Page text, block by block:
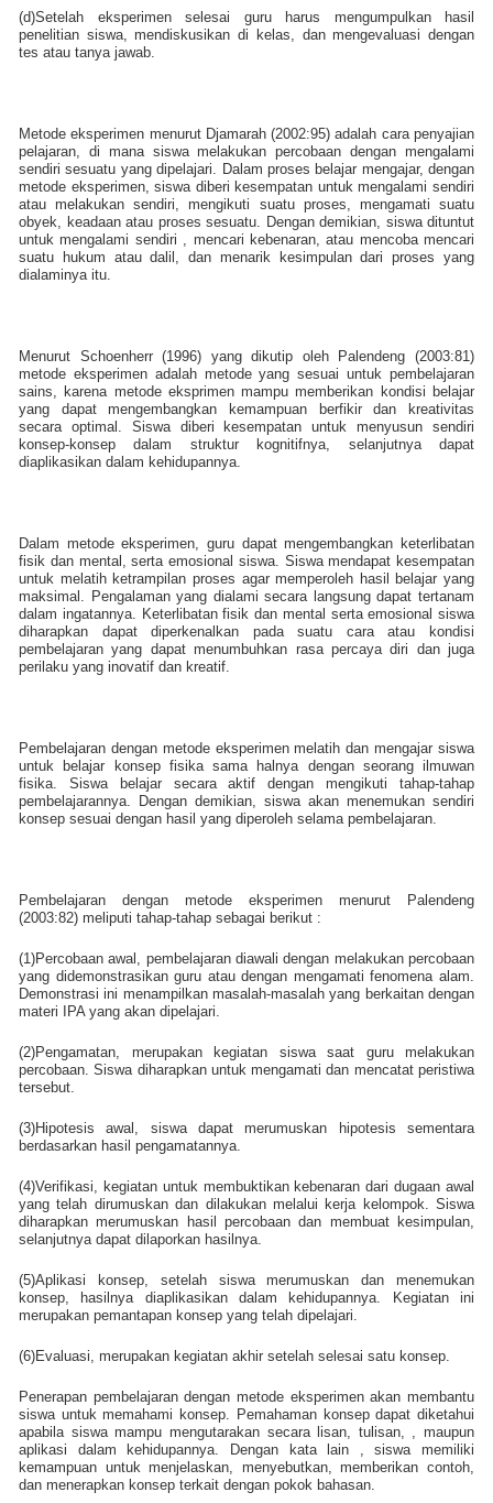
(d)Setelah eksperimen selesai guru harus mengumpulkan hasil
penelitian siswa, mendiskusikan di kelas, dan mengevaluasi dengan
tes atau tanya jawab.
Metode eksperimen menurut Djamarah (2002:95) adalah cara penyajian
pelajaran, di mana siswa melakukan percobaan dengan mengalami
sendiri sesuatu yang dipelajari. Dalam proses belajar mengajar, dengan
metode eksperimen, siswa diberi kesempatan untuk mengalami sendiri
atau melakukan sendiri, mengikuti suatu proses, mengamati suatu
obyek, keadaan atau proses sesuatu. Dengan demikian, siswa dituntut
untuk mengalami sendiri , mencari kebenaran, atau mencoba mencari
suatu hukum atau dalil, dan menarik kesimpulan dari proses yang
dialaminya itu.
Menurut Schoenherr (1996) yang dikutip oleh Palendeng (2003:81)
metode eksperimen adalah metode yang sesuai untuk pembelajaran
sains, karena metode eksprimen mampu memberikan kondisi belajar
yang dapat mengembangkan kemampuan berfikir dan kreativitas
secara optimal. Siswa diberi kesempatan untuk menyusun sendiri
konsep-konsep dalam struktur kognitifnya, selanjutnya dapat
diaplikasikan dalam kehidupannya.
Dalam metode eksperimen, guru dapat mengembangkan keterlibatan
fisik dan mental, serta emosional siswa. Siswa mendapat kesempatan
untuk melatih ketrampilan proses agar memperoleh hasil belajar yang
maksimal. Pengalaman yang dialami secara langsung dapat tertanam
dalam ingatannya. Keterlibatan fisik dan mental serta emosional siswa
diharapkan dapat diperkenalkan pada suatu cara atau kondisi
pembelajaran yang dapat menumbuhkan rasa percaya diri dan juga
perilaku yang inovatif dan kreatif.
Pembelajaran dengan metode eksperimen melatih dan mengajar siswa
untuk belajar konsep fisika sama halnya dengan seorang ilmuwan
fisika. Siswa belajar secara aktif dengan mengikuti tahap-tahap
pembelajarannya. Dengan demikian, siswa akan menemukan sendiri
konsep sesuai dengan hasil yang diperoleh selama pembelajaran.
Pembelajaran dengan metode eksperimen menurut Palendeng
(2003:82) meliputi tahap-tahap sebagai berikut :
(1)Percobaan awal, pembelajaran diawali dengan melakukan percobaan
yang didemonstrasikan guru atau dengan mengamati fenomena alam.
Demonstrasi ini menampilkan masalah-masalah yang berkaitan dengan
materi IPA yang akan dipelajari.
(2)Pengamatan, merupakan kegiatan siswa saat guru melakukan
percobaan. Siswa diharapkan untuk mengamati dan mencatat peristiwa
tersebut.
(3)Hipotesis awal, siswa dapat merumuskan hipotesis sementara
berdasarkan hasil pengamatannya.
(4)Verifikasi, kegiatan untuk membuktikan kebenaran dari dugaan awal
yang telah dirumuskan dan dilakukan melalui kerja kelompok. Siswa
diharapkan merumuskan hasil percobaan dan membuat kesimpulan,
selanjutnya dapat dilaporkan hasilnya.
(5)Aplikasi konsep, setelah siswa merumuskan dan menemukan
konsep, hasilnya diaplikasikan dalam kehidupannya. Kegiatan ini
merupakan pemantapan konsep yang telah dipelajari.
(6)Evaluasi, merupakan kegiatan akhir setelah selesai satu konsep.
Penerapan pembelajaran dengan metode eksperimen akan membantu
siswa untuk memahami konsep. Pemahaman konsep dapat diketahui
apabila siswa mampu mengutarakan secara lisan, tulisan, , maupun
aplikasi dalam kehidupannya. Dengan kata lain , siswa memiliki
kemampuan untuk menjelaskan, menyebutkan, memberikan contoh,
dan menerapkan konsep terkait dengan pokok bahasan.